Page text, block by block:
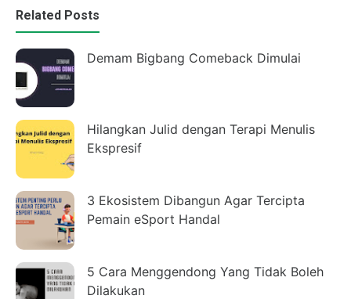
Related Posts
Demam Bigbang Comeback Dimulai
Hilangkan Julid dengan Terapi Menulis
Ekspresif
3 Ekosistem Dibangun Agar Tercipta
Pemain eSport Handal
5 Cara Menggendong Yang Tidak Boleh
Dilakukan